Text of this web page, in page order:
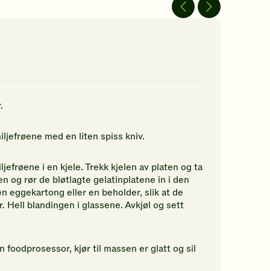
5
med en liten spiss kniv.
i en kjele. Trekk kjelen av platen og ta
og rør de bløtlagte gelatinplatene in i den
eggekartong eller en beholder, slik at de
Hell blandingen i glassene. Avkjøl og sett
kjør til massen er glatt og sil